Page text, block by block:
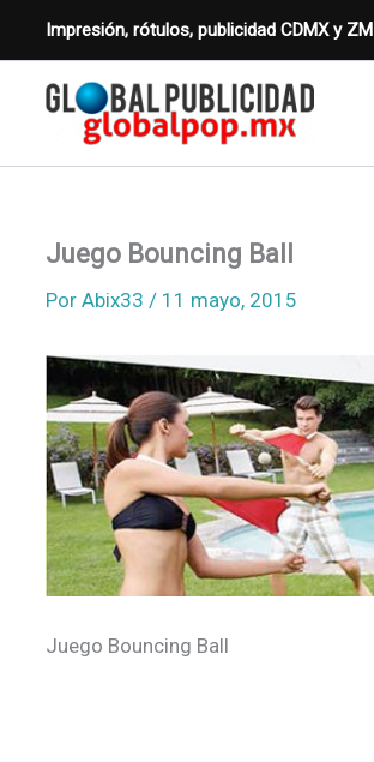
contenido
Impresión, rótulos, publicidad CDMX y ZM
Juego Bouncing Ball
Por Abix33 / 11 mayo, 2015
Juego Bouncing Ball